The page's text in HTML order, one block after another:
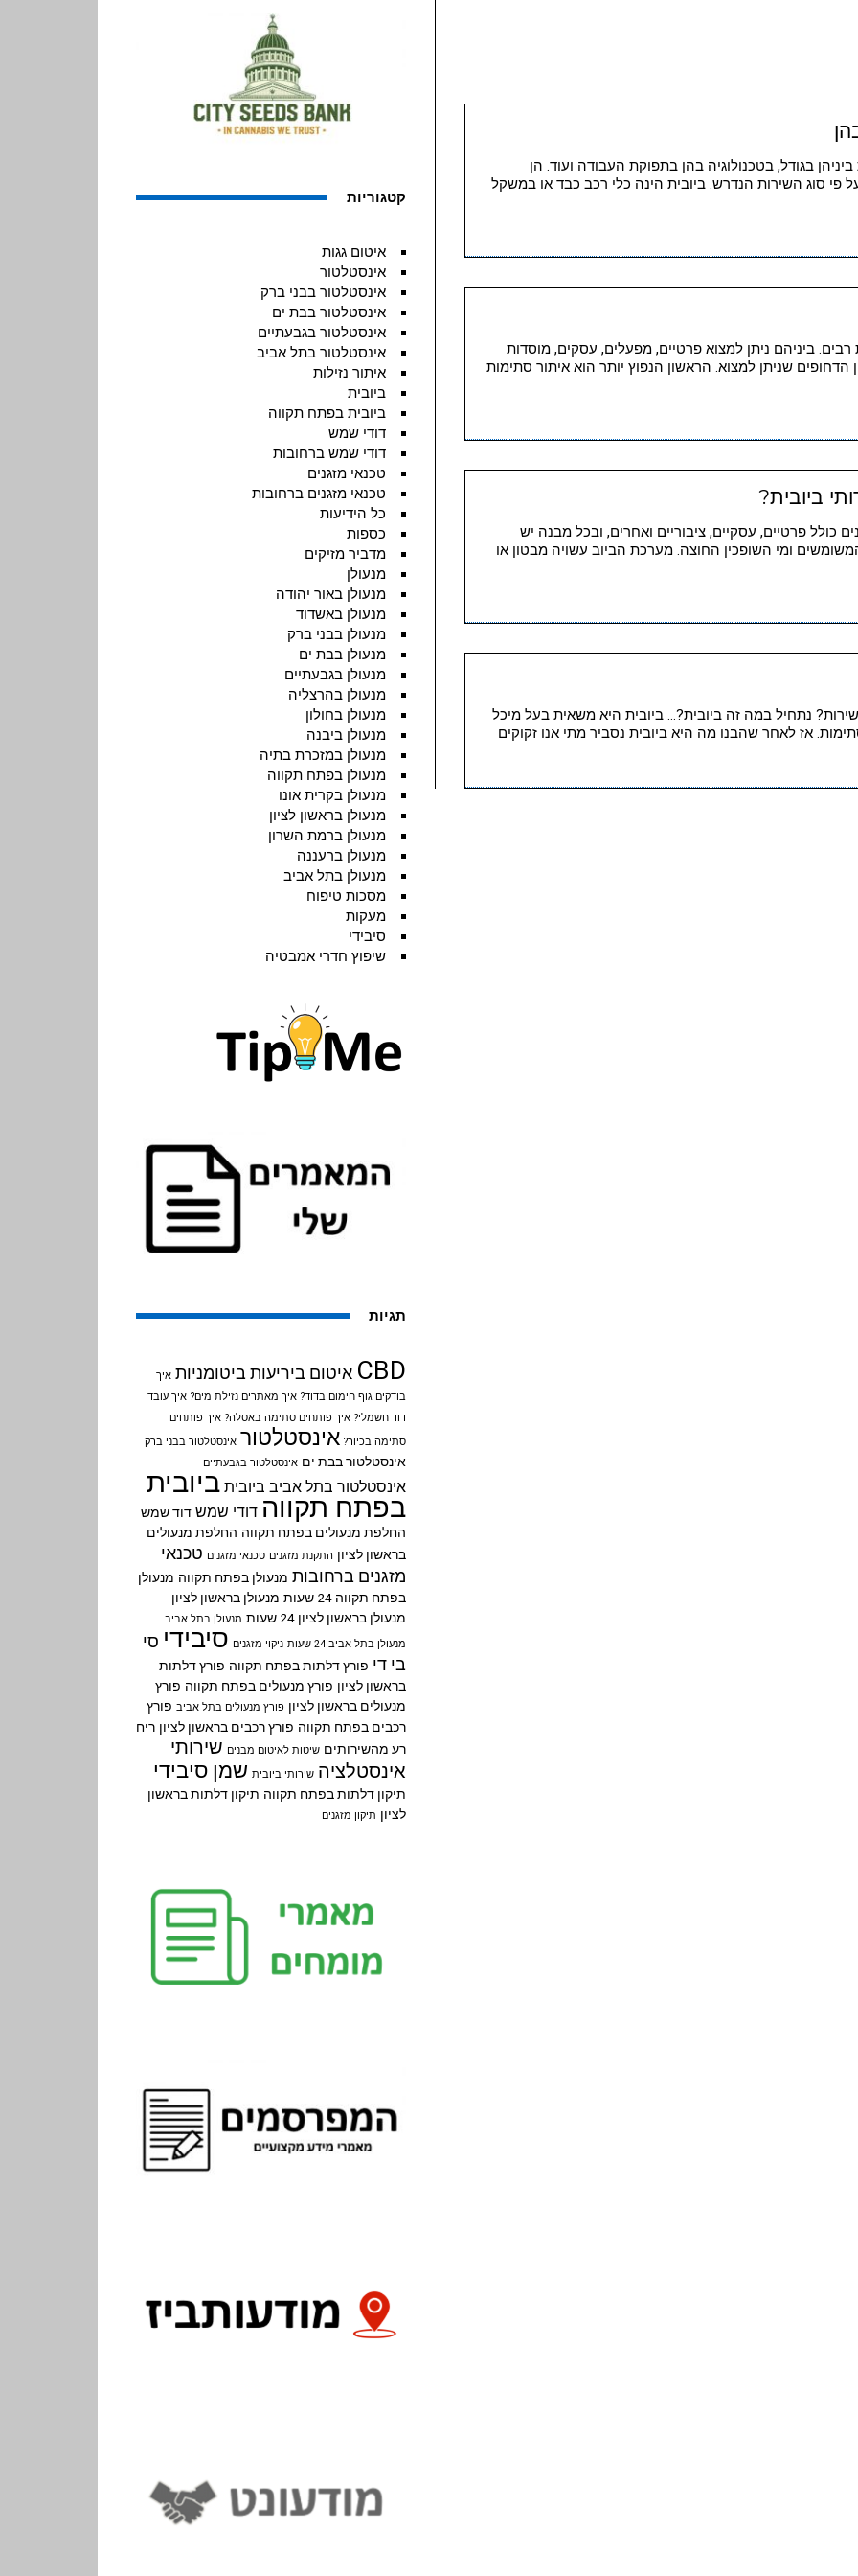
בגודל, בטכנולוגיה בהן בתפוקת העבודה ועוד. הן
פי סוג השירות הנדרש. ביובית הינה כלי רכב כבד או במשקל
ביניהם ניתן למצוא פרטיים, מפעלים, עסקים, מוסדות
הדחופים שניתן למצוא. הראשון הנפוץ יותר הוא איתור סתימות
ביובית?
כולל פרטיים, עסקיים, ציבוריים ואחרים, ובכל מבנה יש
ומי השופכין החוצה. מערכת הביוב עשויה מבטון או
השירות? נתחיל במה זה ביובית?… ביובית היא משאית בעל מיכל
אז לאחר שהבנו מה היא ביובית נסביר מתי אנו זקוקים
קטגוריות
איטום גגות
אינסטלטור
אינסטלטור בבני ברק
אינסטלטור בבת ים
אינסטלטור בגבעתיים
אינסטלטור בתל אביב
איתור נזילות
ביובית
ביובית בפתח תקווה
דודי שמש
דודי שמש ברחובות
טכנאי מזגנים
טכנאי מזגנים ברחובות
כל הידיעות
כספות
מדביר מזיקים
מנעולן
מנעולן באור יהודה
מנעולן באשדוד
מנעולן בבני ברק
מנעולן בבת ים
מנעולן בגבעתיים
מנעולן בהרצליה
מנעולן בחולון
מנעולן ביבנה
מנעולן במזכרת בתיה
מנעולן בפתח תקווה
מנעולן בקרית אונו
מנעולן בראשון לציון
מנעולן ברמת השרון
מנעולן ברעננה
מנעולן בתל אביב
מסכות טיפוח
מעקות
סיבידי
שיפוץ חדרי אמבטיה
תגיות
CBD איטום ביריעות ביטומניות איך
בודקים גוף חימום בדוד? איך מאתרים נזילת מים? איך עובד
דוד חשמלי? איך פותחים סתימה באסלה? איך פותחים
סתימה בכיור? אינסטלטור אינסטלטור בבני ברק
אינסטלטור בבת ים אינסטלטור בגבעתיים
אינסטלטור בתל אביב ביובית ביובית
בפתח תקווה דודי שמש דוד שמש
החלפת מנעולים בפתח תקווה החלפת מנעולים
בראשון לציון התקנת מזגנים טכנאי מזגנים טכנאי
מזגנים ברחובות מנעולן בפתח תקווה מנעולן
בפתח תקווה 24 שעות
מנעולן בראשון לציון
מנעולן בראשון לציון 24 שעות
מנעולן בתל אביב
מנעולן בתל אביב 24 שעות
ניקוי מזגנים סיבידי סי
בי די פורץ דלתות בפתח תקווה פורץ דלתות
בראשון לציון פורץ מנעולים בפתח תקווה פורץ
מנעולים בראשון לציון פורץ מנעולים בתל אביב פורץ
רכבים בפתח תקווה פורץ רכבים בראשון לציון ריח
רע מהשירותים שיטות לאיטום מבנים שירותי
אינסטלציה שירותי ביובית שמן סיבידי
תיקון דלתות בפתח תקווה תיקון דלתות בראשון
לציון תיקון מזגנים